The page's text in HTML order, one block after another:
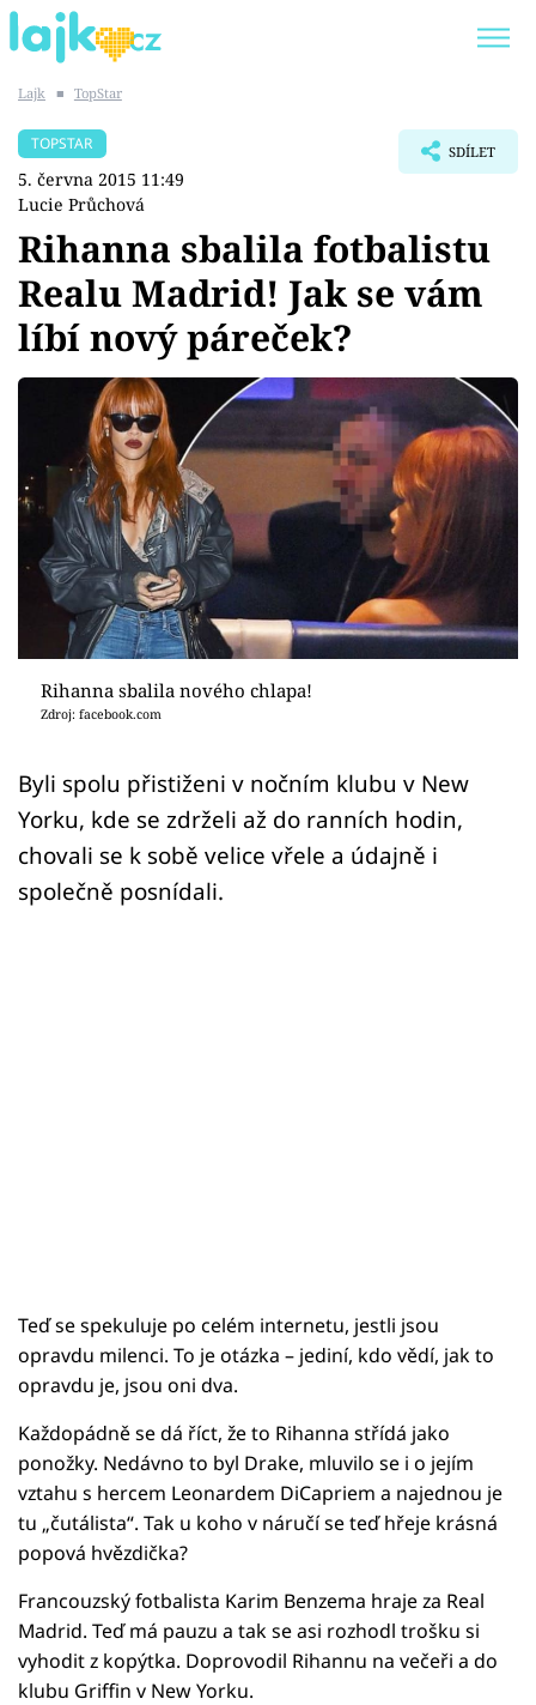
SHOPAHOLICADEL
Témata
Showbyznys
Youtubeři
Virály
Sex a vztahy
Videa
Sledujte prima+
Přihlášení
Sledujte nás
Lajk ■ TopStar
TOPSTAR
5. června 2015 11:49
Lucie Průchová
SDÍLET
Rihanna sbalila fotbalistu
Realu Madrid! Jak se vám
líbí nový páreček?
Rihanna sbalila nového chlapa!
Zdroj: facebook.com
Byli spolu přistiženi v nočním klubu v New
Yorku, kde se zdrželi až do ranních hodin,
chovali se k sobě velice vřele a údajně i
společně posnídali.
Teď se spekuluje po celém internetu, jestli jsou
opravdu milenci. To je otázka – jediní, kdo vědí, jak to
opravdu je, jsou oni dva.
Každopádně se dá říct, že to Rihanna střídá jako
ponožky. Nedávno to byl Drake, mluvilo se i o jejím
vztahu s hercem Leonardem DiCapriem a najednou je
tu „čutálista“. Tak u koho v náručí se teď hřeje krásná
popová hvězdička?
Francouzský fotbalista Karim Benzema hraje za Real
Madrid. Teď má pauzu a tak se asi rozhodl trošku si
vyhodit z kopýtka. Doprovodil Rihannu na večeři a do
klubu Griffin v New Yorku.